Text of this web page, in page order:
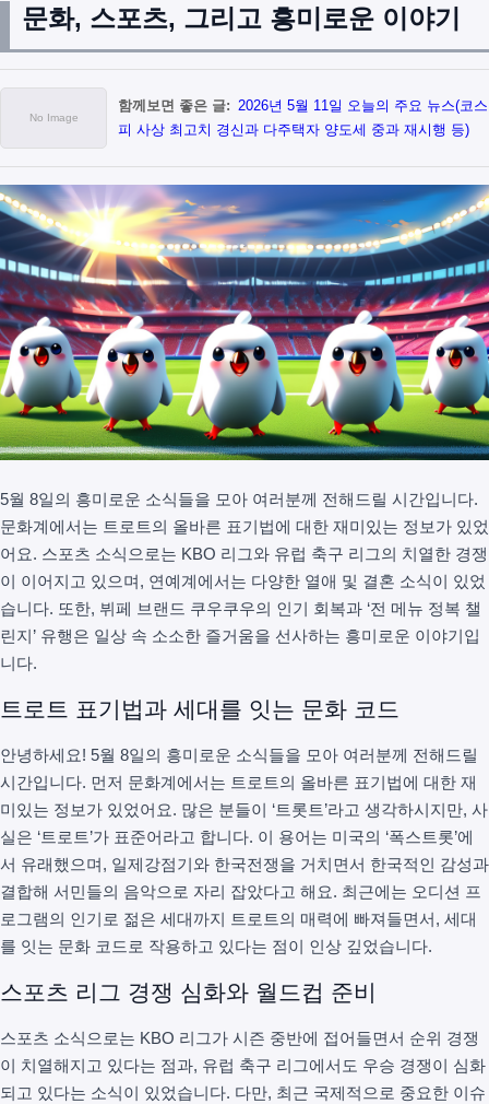
문화, 스포츠, 그리고 흥미로운 이야기
함께보면 좋은 글: 2026년 5월 11일 오늘의 주요 뉴스(코스
피 사상 최고치 경신과 다주택자 양도세 중과 재시행 등)
5월 8일의 흥미로운 소식들을 모아 여러분께 전해드릴 시간입니다.
문화계에서는 트로트의 올바른 표기법에 대한 재미있는 정보가 있었
어요. 스포츠 소식으로는 KBO 리그와 유럽 축구 리그의 치열한 경쟁
이 이어지고 있으며, 연예계에서는 다양한 열애 및 결혼 소식이 있었
습니다. 또한, 뷔페 브랜드 쿠우쿠우의 인기 회복과 ‘전 메뉴 정복 챌
린지’ 유행은 일상 속 소소한 즐거움을 선사하는 흥미로운 이야기입
니다.
트로트 표기법과 세대를 잇는 문화 코드
안녕하세요! 5월 8일의 흥미로운 소식들을 모아 여러분께 전해드릴
시간입니다. 먼저 문화계에서는 트로트의 올바른 표기법에 대한 재
미있는 정보가 있었어요. 많은 분들이 ‘트롯트’라고 생각하시지만, 사
실은 ‘트로트’가 표준어라고 합니다. 이 용어는 미국의 ‘폭스트롯’에
서 유래했으며, 일제강점기와 한국전쟁을 거치면서 한국적인 감성과
결합해 서민들의 음악으로 자리 잡았다고 해요. 최근에는 오디션 프
로그램의 인기로 젊은 세대까지 트로트의 매력에 빠져들면서, 세대
를 잇는 문화 코드로 작용하고 있다는 점이 인상 깊었습니다.
스포츠 리그 경쟁 심화와 월드컵 준비
스포츠 소식으로는 KBO 리그가 시즌 중반에 접어들면서 순위 경쟁
이 치열해지고 있다는 점과, 유럽 축구 리그에서도 우승 경쟁이 심화
되고 있다는 소식이 있었습니다. 다만, 최근 국제적으로 중요한 이슈